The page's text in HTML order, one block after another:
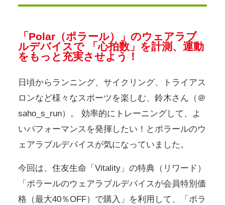
「Polar（ポラール）」のウェアラブ
ルデバイスで「心拍数」を計測、運動
をもっと充実させよう！
日頃からランニング、サイクリング、トライアス
ロンなど様々なスポーツを楽しむ、鈴木さん（＠
saho_s_run）。
効率的にトレーニングして、よ
いパフォーマンスを発揮したい！とポラールのウ
ェアラブルデバイスが気になっていました。
今回は、住友生命「Vitality」の特典（リワード）
「ポラールのウェアラブルデバイスが会員特別価
格（最大40％OFF）で購入」を利用して、「ポラ